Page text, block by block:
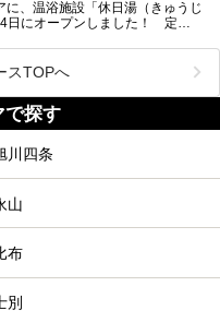
紹介。温泉地の概要や泉質解説
全３施設の紹介・周辺観光・ア
、温浴施設「休日湯（きゅうじ
日にオープンしました！ 定山
の「休日湯」・ラウンジの「THE
メ「休日洋麺店」・ホテル「エク
で構成された、まさに大人の癒し
ヂング」の魅力を5つのポイント
スTOPへ
で探す
川四条
山
布
別